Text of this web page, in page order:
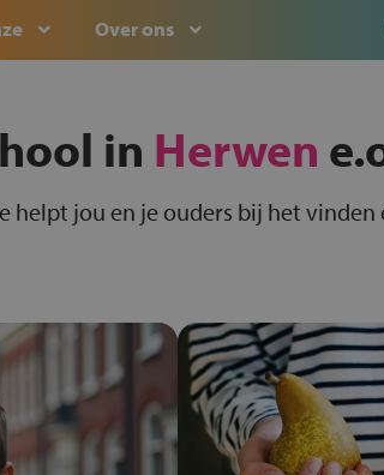
Over ons
in Herwen
helpt jou en je ouders bij het vinden